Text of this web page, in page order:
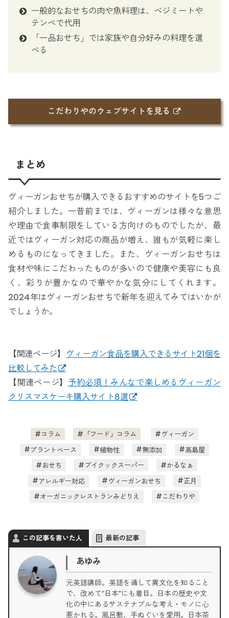
一般的なおせちの肉や魚料理は、ベジミートや
テンペで代用
「一品おせち」では家族や自分好みの料理を選
べる
こだわりやのウェブサイトを見る
まとめ
ヴィーガンおせちが購入できるおすすめのサイトを5つご
紹介しました。一昔前までは、ヴィーガンは様々な意思
や理由で食事制限をしている方向けのものでしたが、最
近ではヴィーガン対応の商品が増え、誰もが気軽に楽し
めるものになってきました。また、ヴィーガンおせちは
食材や味にこだわったものが多いので健康や美容にも良
く、彩りが豊かなので華やかな気分にしてくれます。
2024年はヴィーガンおせちで新年を迎えてみてはいかが
でしょうか。
【関連ページ】
ヴィーガン食品を購入できるサイト21個を
比較してみた
【関連ページ】 予約必須！みんなで楽しめるヴィーガン
クリスマスケーキ購入サイト8選
コラム 「フード」コラム
ヴィーガン
プラントベース
植物性 無添加
高島屋
おせち
ブイクックスーパー
かるなぁ
アレルギー対応
ヴィーガンおせち
正月
オーガニックレストランみどりえ
こだわりや
この記事を書いた人 最新の記事
あゆみ
元英語講師。英語を通して異文化を知ること
で、改めて“日本”にも着目。日本の歴史や文
化の中にあるサステナブルな考え・モノに心
惹かれる。風呂敷、手ぬぐいを愛用。日本茶